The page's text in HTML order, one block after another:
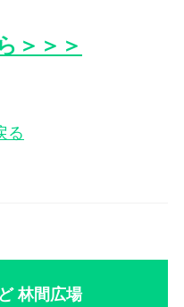
＞＞＞
る
林間広場